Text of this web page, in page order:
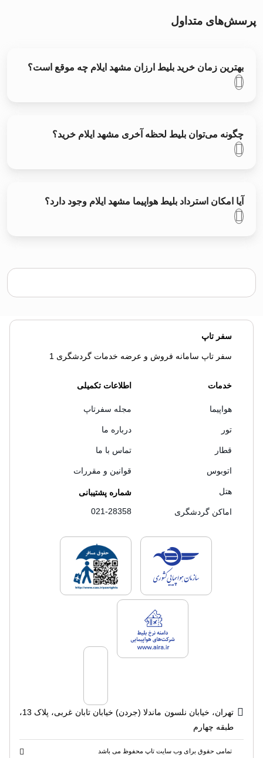
پرسش‌های متداول
بهترین زمان خرید بلیط ارزان مشهد ایلام چه موقع است؟
چگونه می‌توان بلیط لحظه آخری مشهد ایلام خرید؟
آیا امکان استرداد بلیط هواپیما مشهد ایلام وجود دارد؟
سفر تاپ
سفر تاپ سامانه فروش و عرضه خدمات گردشگری 1
خدمات
هواپیما
تور
قطار
اتوبوس
هتل
اماکن گردشگری
اطلاعات تکمیلی
مجله سفرتاپ
درباره ما
تماس با ما
قوانین و مقررات
شماره پشتیبانی
021-28358
لایسنس های فروش سفرتاپلایسنس های
لایسنس های فروش سفرتاپ
تهران، خیابان نلسون ماندلا (جردن) خیابان تابان غربی، پلاک 13،
طبقه چهارم
تمامی حقوق برای وب سایت تاپ محفوظ می باشد